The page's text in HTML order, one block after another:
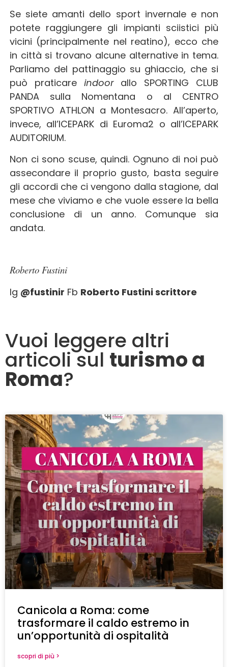
Se siete amanti dello sport invernale e non
potete raggiungere gli impianti sciistici più
vicini (principalmente nel reatino), ecco che
in città si trovano alcune alternative in tema.
Parliamo del pattinaggio su ghiaccio, che si
può praticare indoorallo SPORTING CLUB
PANDA sulla Nomentana o al CENTRO
SPORTIVO ATHLON a Montesacro. All’aperto,
invece, all’ICEPARK di Euroma2 o all’ICEPARK
AUDITORIUM.
Non ci sono scuse, quindi. Ognuno di noi può
assecondare il proprio gusto, basta seguire
gli accordi che ci vengono dalla stagione, dal
mese che viviamo e che vuole essere la bella
conclusione di un anno. Comunque sia
andata.
Roberto Fustini
Ig @fustinir Fb Roberto Fustini scrittore
Vuoi leggere altri
articoli sul turismo a
Roma?
Canicola a Roma: come
trasformare il caldo estremo in
un’opportunità di ospitalità
scopri di più >